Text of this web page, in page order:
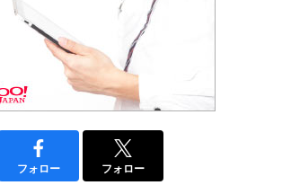
フォロー フォロー